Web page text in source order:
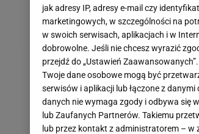
jak adresy IP, adresy e-mail czy
marketingowych, w szczególności na
w swoich serwisach, aplikacjach i w
dobrowolne. Jeśli nie chcesz wyrazić
przejdź do „Ustawień Zaawansowanych”.
Twoje dane osobowe mogą być
serwisów i aplikacji lub łączone z
danych nie wymaga zgody i odbywa się
lub Zaufanych Partnerów. Takiemu
lub przez kontakt z administratorem – w